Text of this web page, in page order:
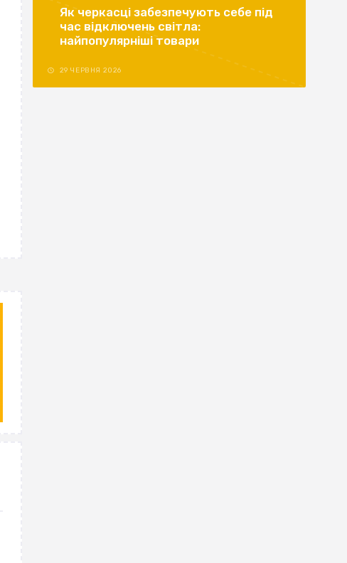
Як черкасці забезпечують себе під
час відключень світла:
найпопулярніші товари
29 ЧЕРВНЯ 2026